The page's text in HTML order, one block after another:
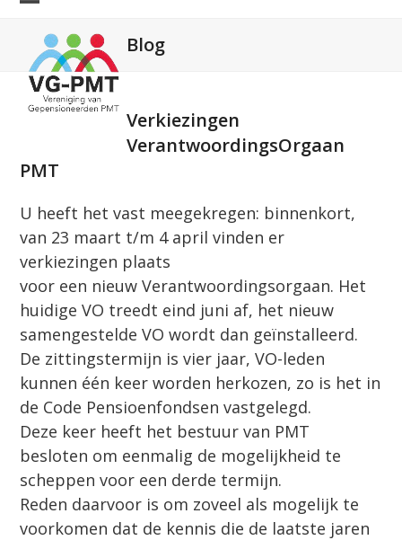
Skip
contentmobile
menu
mobile
menu
Blog
Verkiezingen
VerantwoordingsOrgaan
PMT
U heeft het vast meegekregen: binnenkort,
van 23 maart t/m 4 april vinden er
verkiezingen plaats
voor een nieuw Verantwoordingsorgaan. Het
huidige VO treedt eind juni af, het nieuw
samengestelde VO wordt dan geïnstalleerd.
De zittingstermijn is vier jaar, VO-leden
kunnen één keer worden herkozen, zo is het in
de Code Pensioenfondsen vastgelegd.
Deze keer heeft het bestuur van PMT
besloten om eenmalig de mogelijkheid te
scheppen voor een derde termijn.
Reden daarvoor is om zoveel als mogelijk te
voorkomen dat de kennis die de laatste jaren